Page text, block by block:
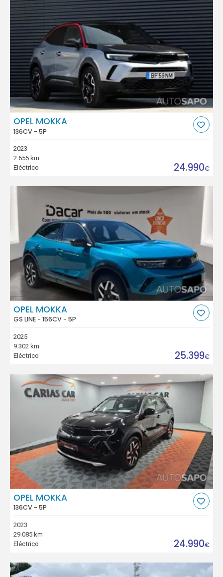
OPEL MOKKA
136CV - 5P
2023
2.655 km
Eléctrico
24.990€
OPEL MOKKA
GS LINE - 156CV - 5P
2025
9.302 km
Eléctrico
25.399€
OPEL MOKKA
136CV - 5P
2023
29.085 km
Eléctrico
24.990€